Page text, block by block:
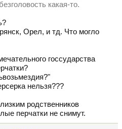
какая-то.
Орел, и тд. Что могло
госсударства
нельзя???
родственников
перчатки не снимут.